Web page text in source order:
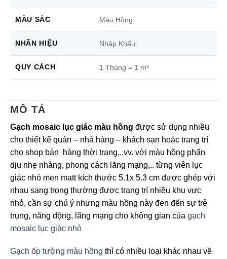
MÀU SẮC Màu Hồng
NHÃN HIỆU Nhập Khẩu
QUY CÁCH 1 Thùng = 1 m²
MÔ TẢ
Gạch mosaic lục giác màu hồng được sử dụng nhiều
cho thiết kế quán – nhà hàng – khách sạn hoặc trang trí
cho shop bán hàng thời trang,..vv. với màu hồng phấn
dịu nhẹ nhàng, phong cách lãng mạng,.. từng viên lục
giác nhỏ men matt kích thước 5.1x 5.3 cm được ghép với
nhau sang trọng thường được trang trí nhiều khu vực
nhỏ, cần sự chú ý nhưng màu hồng này đen đến sự trẻ
trụng, năng động, lãng mạng cho không gian của gạch
mosaic lục giác nhỏ
Gạch ốp tường màu hồng thì có nhiều loại khác nhau về